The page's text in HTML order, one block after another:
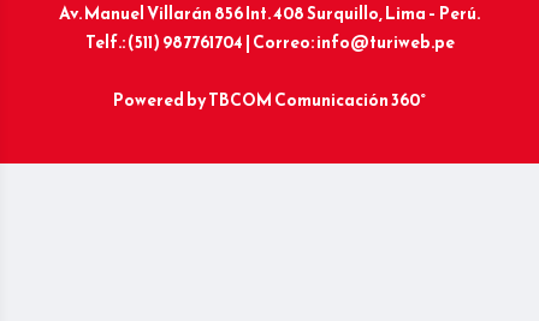
Av. Manuel Villarán 856 Int. 408 Surquillo, Lima – Perú.
Telf.: (511) 987761704 | Correo: info@turiweb.pe
Powered byTBCOM Comunicación 360°